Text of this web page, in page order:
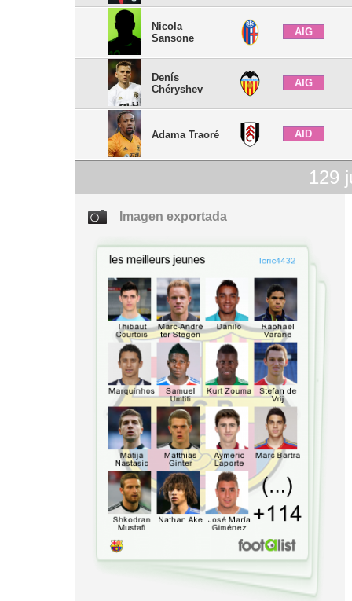
Nicola
Sansone
AIG
Denís
Chéryshev
AIG
Adama Traoré AID
129
Imagen exportada